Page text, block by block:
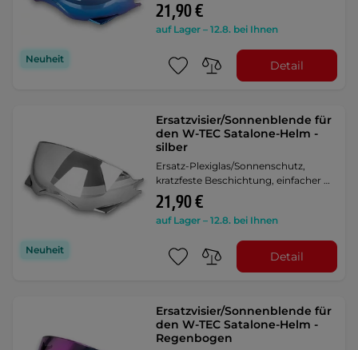
Neuheit
21,90 €
auf Lager – 12.8. bei Ihnen
Detail
Neuheit
Ersatzvisier/Sonnenblende für
den W-TEC Satalone-Helm -
silber
Ersatz-Plexiglas/Sonnenschutz,
kratzfeste Beschichtung, einfacher …
21,90 €
auf Lager – 12.8. bei Ihnen
Detail
Ersatzvisier/Sonnenblende für
den W-TEC Satalone-Helm -
Regenbogen